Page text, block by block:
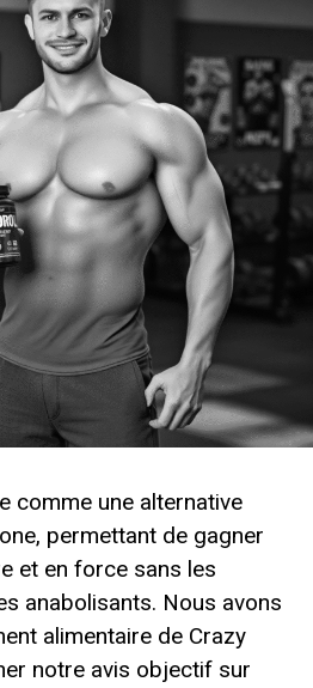
comme une alternative
permettant de gagner
et en force sans les
anabolisants. Nous avons
alimentaire de Crazy
notre avis objectif sur